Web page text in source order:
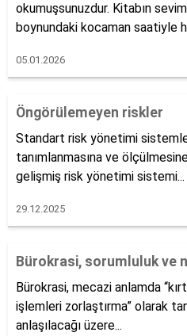
okumuşsunuzdur. Kitabın
boynundaki kocaman saatiyle
05.01.2026
Öngörülemeyen riskler
Standart risk yönetimi
tanımlanmasına ve
gelişmiş risk yönetimi sistemi...
29.12.2025
Bürokrasi, sorumluluk ve
Bürokrasi, mecazi anlamda
işlemleri zorlaştırma” olarak
anlaşılacağı üzere...